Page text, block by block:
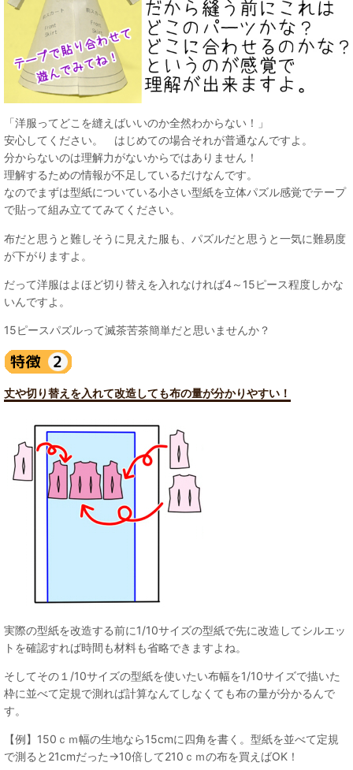
「洋服ってどこを縫えばいいのか全然わからない！」
安心してください。 はじめての場合それが普通なんですよ。
分からないのは理解力がないからではありません！
理解するための情報が不足しているだけなんです。
なのでまずは型紙についている小さい型紙を立体パズル感覚でテープ
で貼って組み立ててみてください。
布だと思うと難しそうに見えた服も、パズルだと思うと一気に難易度
が下がりますよ。
だって洋服はよほど切り替えを入れなければ4～15ピース程度しかな
いんですよ。
15ピースパズルって滅茶苦茶簡単だと思いませんか？
丈や切り替えを入れて改造しても布の量が分かりやすい！
実際の型紙を改造する前に1/10サイズの型紙で先に改造してシルエッ
トを確認すれば時間も材料も省略できますよね。
そしてその１/10サイズの型紙を使いたい布幅を1/10サイズで描いた
枠に並べて定規で測れば計算なんてしなくても布の量が分かるんで
す。
【例】150ｃｍ幅の生地なら15cmに四角を書く。型紙を並べて定規
で測ると21cmだった→10倍して210ｃｍの布を買えばOK！